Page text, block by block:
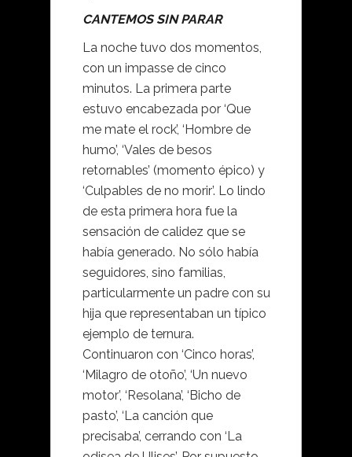
CANTEMOS SIN PARAR
La noche tuvo dos momentos,
con un impasse de cinco
minutos. La primera parte
estuvo encabezada por ‘Que
me mate el rock’, ‘Hombre de
humo’, ‘Vales de besos
retornables’ (momento épico) y
‘Culpables de no morir’. Lo lindo
de esta primera hora fue la
sensación de calidez que se
había generado. No sólo había
seguidores, sino familias,
particularmente un padre con su
hija que representaban un típico
ejemplo de ternura.
Continuaron con ‘Cinco horas’,
‘Milagro de otoño’, ‘Un nuevo
motor’, ‘Resolana’, ‘Bicho de
pasto’, ‘La canción que
precisaba’, cerrando con ‘La